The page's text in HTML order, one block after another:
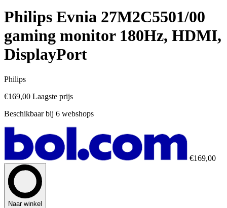
Philips Evnia 27M2C5501/00
gaming monitor 180Hz, HDMI,
DisplayPort
Philips
€169,00 Laagste prijs
Beschikbaar bij 6 webshops
€169,00
Naar winkel